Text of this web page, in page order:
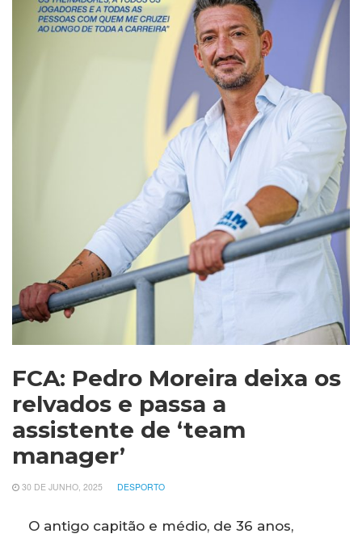
FCA: Pedro Moreira deixa os
relvados e passa a
assistente de ‘team
manager’
30 DE JUNHO, 2025 DESPORTO
O antigo capitão e médio, de 36 anos,